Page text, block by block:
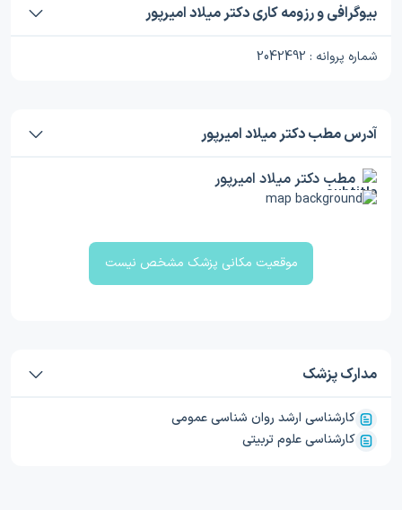
بیوگرافی و رزومه کاری دکتر میلاد امیرپور
شماره پروانه : 2042492
آدرس مطب دکتر میلاد امیرپور
مطب دکتر میلاد امیرپور
موقعیت مکانی پزشک مشخص نیست
مدارک پزشک
کارشناسی ارشد روان شناسی عمومی
کارشناسی علوم تربیتی